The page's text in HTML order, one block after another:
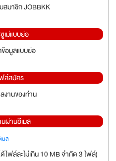
สมาชิก JOBBKK
เม่แบบย่อ
ข้อมูลแบบย่อ
ล์สมัคร
งานของท่าน
ผ่านอีเมล
มล
ไฟล์ละไม่เกิน 10 MB จำกัด 3 ไฟล์)